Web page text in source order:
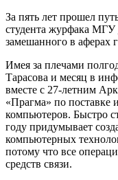
За пять лет прошел
студента журфака МГУ
замешанного в аферах
Имея за плечами
Тарасова и месяц в
вместе с 27-летним
«Прагма» по поставке
компьютеров. Быстро
году придумывает
компьютерных
потому что все
средств связи.